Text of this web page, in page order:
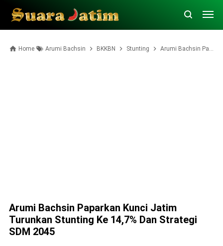
Home Arumi Bachsin BKKBN Stunting Arumi Bachsin Paparkan Kunci Jatim Turunkan Stunting ke 14,7% dan Strategi SDM 2045
Arumi Bachsin Paparkan Kunci Jatim
Turunkan Stunting Ke 14,7% Dan Strategi
SDM 2045